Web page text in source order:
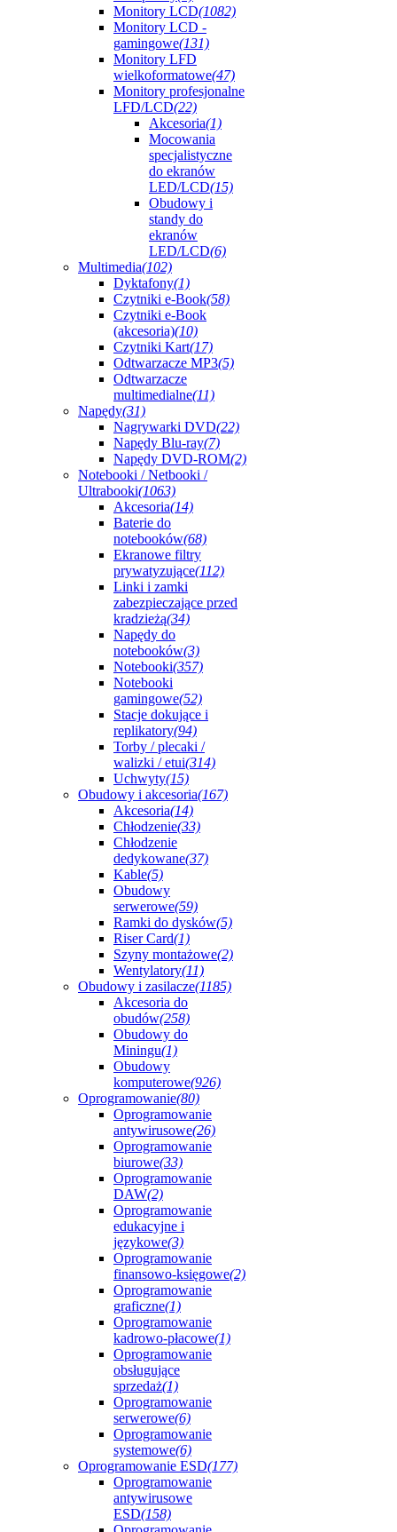
Monitory LCD(1082)
Monitory LCD -
gamingowe(131)
Monitory LFD
wielkoformatowe(47)
Monitory profesjonalne
LFD/LCD(22)
Akcesoria(1)
Mocowania
specjalistyczne
do ekranów
LED/LCD(15)
Obudowy i
standy do
ekranów
LED/LCD(6)
Multimedia(102)
Dyktafony(1)
Czytniki e-Book(58)
Czytniki e-Book
(akcesoria)(10)
Czytniki Kart(17)
Odtwarzacze MP3(5)
Odtwarzacze
multimedialne(11)
Napędy(31)
Nagrywarki DVD(22)
Napędy Blu-ray(7)
Napędy DVD-ROM(2)
Notebooki / Netbooki /
Ultrabooki(1063)
Akcesoria(14)
Baterie do
notebooków(68)
Ekranowe filtry
prywatyzujące(112)
Linki i zamki
zabezpieczające przed
kradzieżą(34)
Napędy do
notebooków(3)
Notebooki(357)
Notebooki
gamingowe(52)
Stacje dokujące i
replikatory(94)
Torby / plecaki /
walizki / etui(314)
Uchwyty(15)
Obudowy i akcesoria(167)
Akcesoria(14)
Chłodzenie(33)
Chłodzenie
dedykowane(37)
Kable(5)
Obudowy
serwerowe(59)
Ramki do dysków(5)
Riser Card(1)
Szyny montażowe(2)
Wentylatory(11)
Obudowy i zasilacze(1185)
Akcesoria do
obudów(258)
Obudowy do
Miningu(1)
Obudowy
komputerowe(926)
Oprogramowanie(80)
Oprogramowanie
antywirusowe(26)
Oprogramowanie
biurowe(33)
Oprogramowanie
DAW(2)
Oprogramowanie
edukacyjne i
językowe(3)
Oprogramowanie
finansowo-księgowe(2)
Oprogramowanie
graficzne(1)
Oprogramowanie
kadrowo-płacowe(1)
Oprogramowanie
obsługujące
sprzedaż(1)
Oprogramowanie
serwerowe(6)
Oprogramowanie
systemowe(6)
Oprogramowanie ESD(177)
Oprogramowanie
antywirusowe
ESD(158)